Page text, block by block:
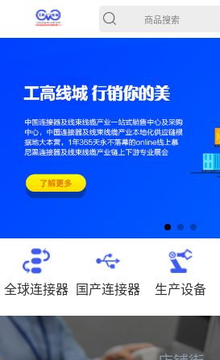
商品搜索
全球连接器 国产连接器 生产设备